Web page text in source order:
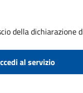
della dichiarazione
al servizio